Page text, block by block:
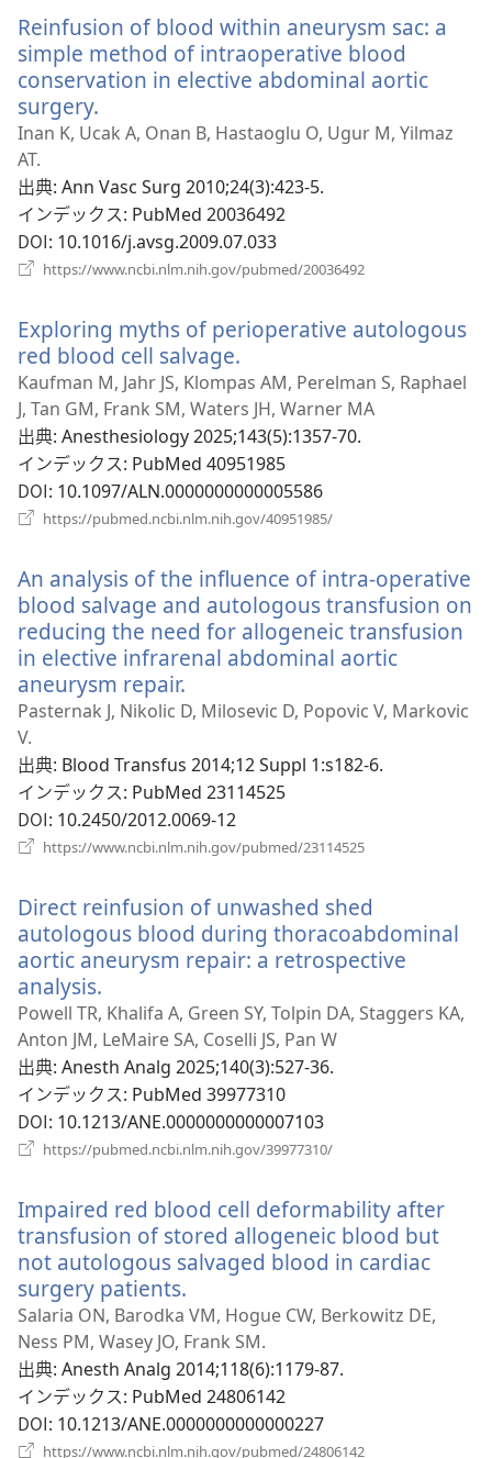
く）
タ
ブ
で
開
Reinfusion of blood within aneurysm sac: a
simple method of intraoperative blood
conservation in elective abdominal aortic
surgery.
し
タ
ブ
で
開
Inan K, Ucak A, Onan B, Hastaoglu O, Ugur M, Yilmaz
AT.
出典‎: Ann Vasc Surg 2010;24(3):423-5.
インデックス‎: PubMed 20036492
DOI‎: 10.1016/j.avsg.2009.07.033
https://www.ncbi.nlm.nih.gov/pubmed/20036492
タ
開
く）
Exploring myths of perioperative autologous
red blood cell salvage.
し
い
タ
ブ
で
開
Kaufman M, Jahr JS, Klompas AM, Perelman S, Raphael
J, Tan GM, Frank SM, Waters JH, Warner MA
出典‎: Anesthesiology 2025;143(5):1357-70.
インデックス‎: PubMed 40951985
DOI‎: 10.1097/ALN.0000000000005586
https://pubmed.ncbi.nlm.nih.gov/40951985/
タ
ブ
で
開
く）
An analysis of the influence of intra-operative
blood salvage and autologous transfusion on
reducing the need for allogeneic transfusion
in elective infrarenal abdominal aortic
aneurysm repair.
し
タ
ブ
で
開
Pasternak J, Nikolic D, Milosevic D, Popovic V, Markovic
V.
出典‎: Blood Transfus 2014;12 Suppl 1:s182-6.
インデックス‎: PubMed 23114525
DOI‎: 10.2450/2012.0069-12
https://www.ncbi.nlm.nih.gov/pubmed/23114525
タ
ブ
で
開
Direct reinfusion of unwashed shed
autologous blood during thoracoabdominal
aortic aneurysm repair: a retrospective
analysis.
し
い
タ
ブ
で
開
Powell TR, Khalifa A, Green SY, Tolpin DA, Staggers KA,
Anton JM, LeMaire SA, Coselli JS, Pan W
出典‎: Anesth Analg 2025;140(3):527-36.
インデックス‎: PubMed 39977310
DOI‎: 10.1213/ANE.0000000000007103
https://pubmed.ncbi.nlm.nih.gov/39977310/
タ
ブ
で
開
Impaired red blood cell deformability after
transfusion of stored allogeneic blood but
not autologous salvaged blood in cardiac
surgery patients.
し
い
タ
ブ
で
開
Salaria ON, Barodka VM, Hogue CW, Berkowitz DE,
Ness PM, Wasey JO, Frank SM.
出典‎: Anesth Analg 2014;118(6):1179-87.
インデックス‎: PubMed 24806142
DOI‎: 10.1213/ANE.0000000000000227
https://www.ncbi.nlm.nih.gov/pubmed/24806142